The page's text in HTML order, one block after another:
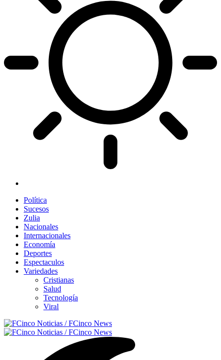
Política
Sucesos
Zulia
Nacionales
Internacionales
Economía
Deportes
Espectaculos
Variedades
Cristianas
Salud
Tecnología
Viral